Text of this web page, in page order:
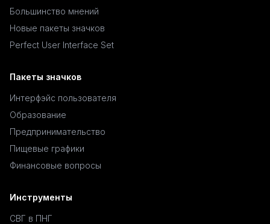
Большинство мнений
Новые пакеты значков
Perfect User Interface Set
Пакеты значков
Интерфэйс пользователя
Образование
Предпринимательство
Пищевые графики
Финансовые вопросы
Инструменты
СВГ в ПНГ